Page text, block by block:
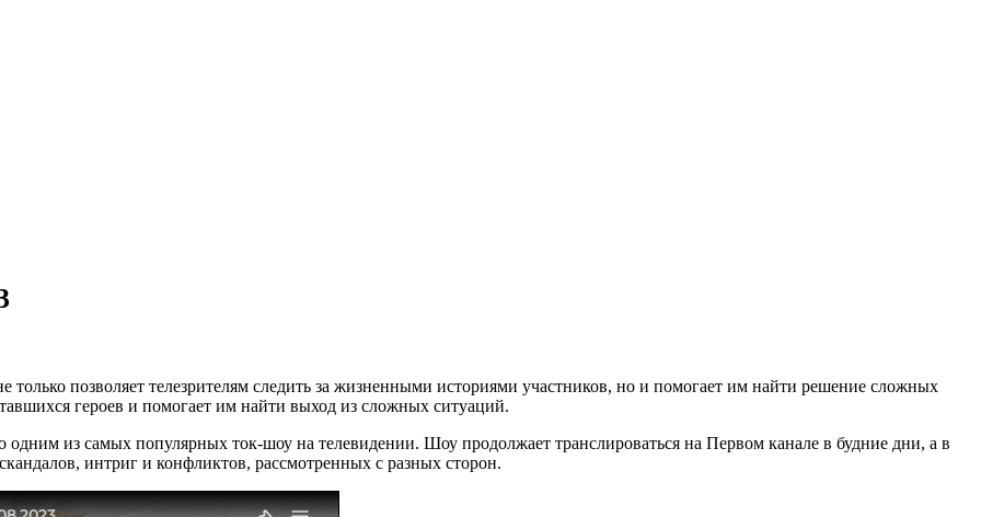
позволяет телезрителям следить за жизненными историями участников, но и помогает им найти решение сложных
героев и помогает им найти выход из сложных ситуаций.
одним из самых популярных ток-шоу на телевидении. Шоу продолжает транслироваться на Первом канале в будние дни, а в
интриг и конфликтов, рассмотренных с разных сторон.